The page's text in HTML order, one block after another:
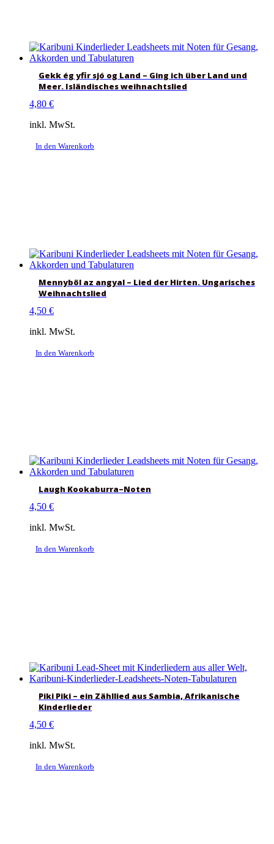
Gekk ég yfir sjó og Land – Ging ich über Land und
Meer. Isländisches weihnachtslied
4,80 €
inkl. MwSt.
In den Warenkorb
Mennyböl az angyal – Lied der Hirten. Ungarisches
Weihnachtslied
4,50 €
inkl. MwSt.
In den Warenkorb
Laugh Kookaburra–Noten
4,50 €
inkl. MwSt.
In den Warenkorb
Piki Piki – ein Zähllied aus Sambia, Afrikanische
Kinderlieder
4,50 €
inkl. MwSt.
In den Warenkorb